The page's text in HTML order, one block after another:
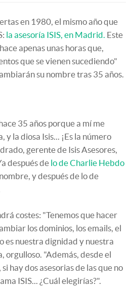
en 1980, el mismo año que
la asesoría ISIS, en Madrid. Este
apenas unas horas que,
que se vienen sucediendo"
su nombre tras 35 años.
35 años porque a mí me
la diosa Isis... ¡Es la número
gerente de Isis Asesores,
después de lo de Charlie Hebdo
y después de lo de
costes: "Tenemos que hacer
los dominios, los emails, el
es nuestra dignidad y nuestra
orgulloso. "Además, desde el
hay dos asesorias de las que no
ISIS... ¿Cuál elegirías?".